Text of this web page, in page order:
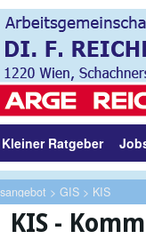
Kleiner Ratgeber
> GIS > KIS
KIS -